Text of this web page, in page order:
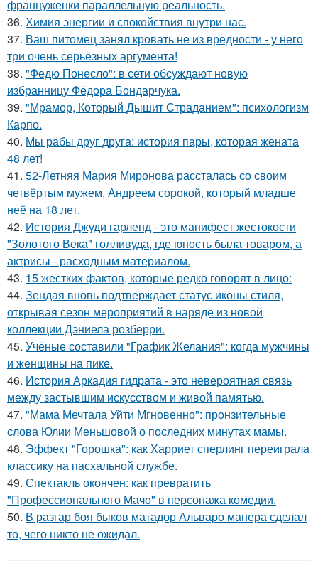
француженки параллельную реальность.
36. Химия энергии и спокойствия внутри нас.
37. Ваш питомец занял кровать не из вредности - у него
три очень серьёзных аргумента!
38. "Федю Понесло": в сети обсуждают новую
избранницу Фёдора Бондарчука.
39. "Мрамор, Который Дышит Страданием": психологизм
Карпо.
40. Мы рабы друг друга: история пары, которая жената
48 лет!
41. 52-Летняя Мария Миронова рассталась со своим
четвёртым мужем, Андреем сорокой, который младше
неё на 18 лет.
42. История Джуди гарленд - это манифест жестокости
"Золотого Века" голливуда, где юность была товаром, а
актрисы - расходным материалом.
43. 15 жестких фактов, которые редко говорят в лицо:
44. Зендая вновь подтверждает статус иконы стиля,
открывая сезон мероприятий в наряде из новой
коллекции Дэниела розберри.
45. Учёные составили "График Желания": когда мужчины
и женщины на пике.
46. История Аркадия гидрата - это невероятная связь
между застывшим искусством и живой памятью.
47. "Мама Мечтала Уйти Мгновенно": пронзительные
слова Юлии Меньшовой о последних минутах мамы.
48. Эффект "Горошка": как Харриет сперлинг переиграла
классику на пасхальной службе.
49. Спектакль окончен: как превратить
"Профессионального Мачо" в персонажа комедии.
50. В разгар боя быков матадор Альваро манера сделал
то, чего никто не ожидал.